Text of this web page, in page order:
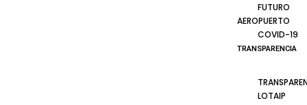
FUTURO
AEROPUERTO
COVID-19
TRANSPARENCIA
LOTAIP